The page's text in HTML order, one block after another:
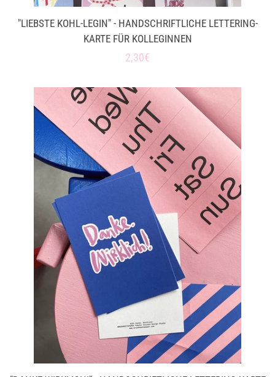
"LIEBSTE KOHL-LEGIN" - HANDSCHRIFTLICHE LETTERING-
KARTE FÜR KOLLEGINNEN
Normaler
2,30€